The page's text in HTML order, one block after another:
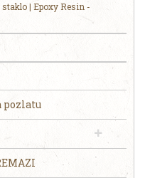
staklo | Epoxy Resin -
pozlatu